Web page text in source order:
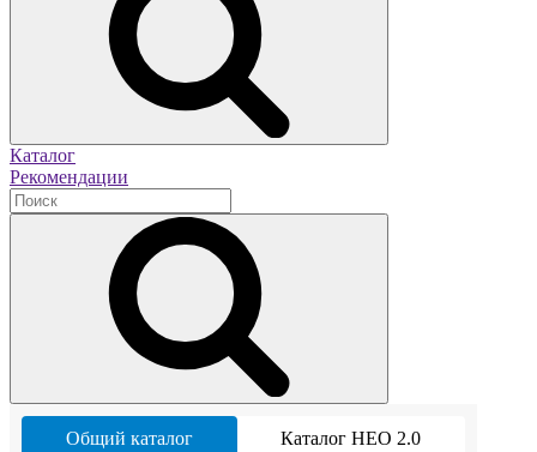
Каталог
Рекомендации
Общий каталог Каталог НЕО 2.0